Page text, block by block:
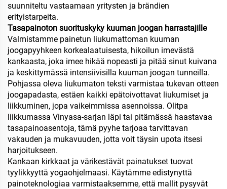
suunniteltu vastaamaan yritysten ja brändien
erityistarpeita.
Tasapainoton suorituskyky kuuman joogan harrastajille
Valmistamme painetun liukumattoman kuuman
joogapyyhkeen korkealaatuisesta, hikoilun imevästä
kankaasta, joka imee hikää nopeasti ja pitää sinut kuivana
ja keskittymässä intensiivisilla kuuman joogan tunneilla.
Pohjassa oleva liukumaton teksti varmistaa tukevan otteen
joogapadasta, estäen kaikki epätoivottavat liukumiset ja
liikkuminen, jopa vaikeimmissa asennoissa. Olitpa
liikkumassa Vinyasa-sarjan läpi tai pitämässä haastavaa
tasapainoasentoja, tämä pyyhe tarjoaa tarvittavan
vakauden ja mukavuuden, jotta voit täysin upota itsesi
harjoitukseen.
Kankaan kirkkaat ja värikestävät painatukset tuovat
tyylikkyyttä yogaohjelmaasi. Käytämme edistynyttä
painoteknologiaa varmistaaksemme, että mallit pysyvät